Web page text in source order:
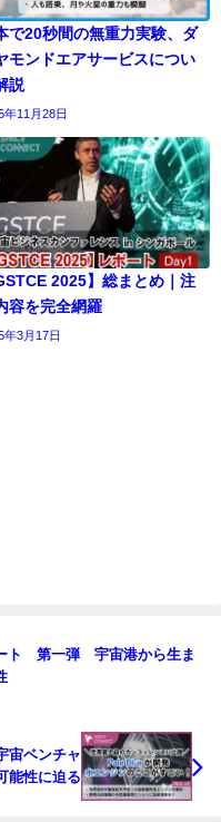
で20秒間の無重力実験、ダ
モンドエアサービスについ
説
年11月28日
2025】総まとめ｜注
容を完全網羅
年3月17日
ート 第一弾 宇宙港から生ま
宙ベンチャ
能性に迫る